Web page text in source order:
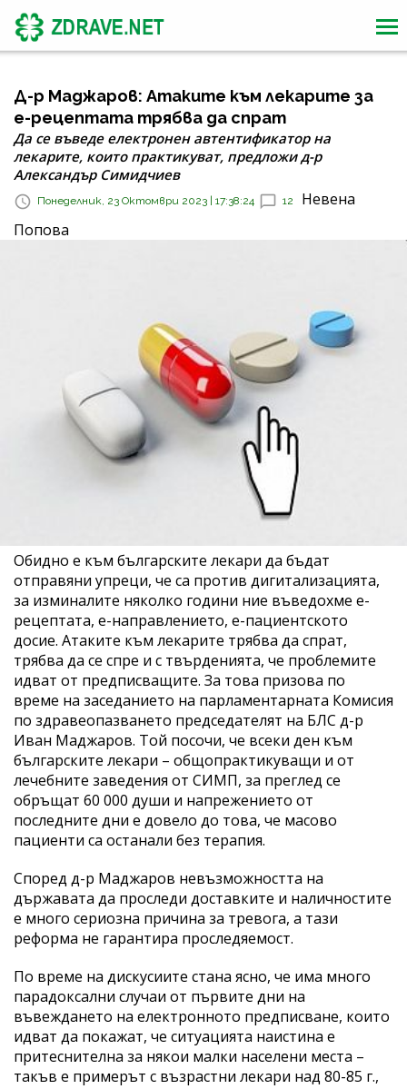
Д-р Маджаров: Атаките към лекарите за
е-рецептата трябва да спрат
Да се въведе електронен автентификатор на
лекарите, които практикуват, предложи д-р
Александър Симидчиев
Понеделник, 23 Октомври 2023 | 17:38:24 12
Невена
Попова
Обидно е към българските лекари да бъдат
отправяни упреци, че са против дигитализацията,
за изминалите няколко години ние въведохме е-
рецептата, е-направлението, е-пациентското
досие. Атаките към лекарите трябва да спрат,
трябва да се спре и с твърденията, че проблемите
идват от предписващите. За това призова по
време на заседанието на парламентарната Комисия
по здравеопазването председателят на БЛС д-р
Иван Маджаров. Той посочи, че всеки ден към
българските лекари – общопрактикуващи и от
лечебните заведения от СИМП, за преглед се
обръщат 60 000 души и напрежението от
последните дни е довело до това, че масово
пациенти са останали без терапия.
Според д-р Маджаров невъзможността на
държавата да проследи доставките и наличностите
е много сериозна причина за тревога, а тази
реформа не гарантира проследяемост.
По време на дискусиите стана ясно, че има много
парадоксални случаи от първите дни на
въвеждането на електронното предписване, които
идват да покажат, че ситуацията наистина е
притеснителна за някои малки населени места –
такъв е примерът с възрастни лекари над 80-85 г.,